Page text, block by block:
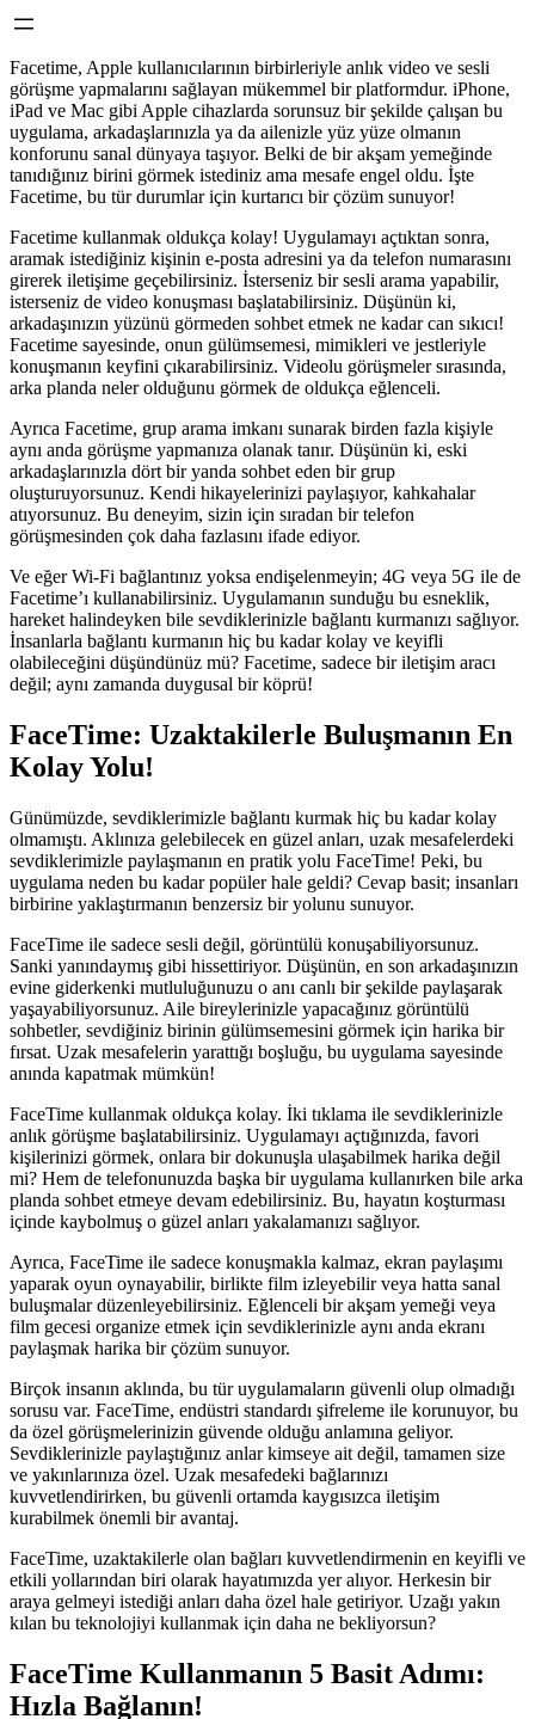
Facetime, Apple kullanıcılarının birbirleriyle anlık video ve sesli
görüşme yapmalarını sağlayan mükemmel bir platformdur. iPhone,
iPad ve Mac gibi Apple cihazlarda sorunsuz bir şekilde çalışan bu
uygulama, arkadaşlarınızla ya da ailenizle yüz yüze olmanın
konforunu sanal dünyaya taşıyor. Belki de bir akşam yemeğinde
tanıdığınız birini görmek istediniz ama mesafe engel oldu. İşte
Facetime, bu tür durumlar için kurtarıcı bir çözüm sunuyor!
Facetime kullanmak oldukça kolay! Uygulamayı açtıktan sonra,
aramak istediğiniz kişinin e-posta adresini ya da telefon numarasını
girerek iletişime geçebilirsiniz. İsterseniz bir sesli arama yapabilir,
isterseniz de video konuşması başlatabilirsiniz. Düşünün ki,
arkadaşınızın yüzünü görmeden sohbet etmek ne kadar can sıkıcı!
Facetime sayesinde, onun gülümsemesi, mimikleri ve jestleriyle
konuşmanın keyfini çıkarabilirsiniz. Videolu görüşmeler sırasında,
arka planda neler olduğunu görmek de oldukça eğlenceli.
Ayrıca Facetime, grup arama imkanı sunarak birden fazla kişiyle
aynı anda görüşme yapmanıza olanak tanır. Düşünün ki, eski
arkadaşlarınızla dört bir yanda sohbet eden bir grup
oluşturuyorsunuz. Kendi hikayelerinizi paylaşıyor, kahkahalar
atıyorsunuz. Bu deneyim, sizin için sıradan bir telefon
görüşmesinden çok daha fazlasını ifade ediyor.
Ve eğer Wi-Fi bağlantınız yoksa endişelenmeyin; 4G veya 5G ile de
Facetime’ı kullanabilirsiniz. Uygulamanın sunduğu bu esneklik,
hareket halindeyken bile sevdiklerinizle bağlantı kurmanızı sağlıyor.
İnsanlarla bağlantı kurmanın hiç bu kadar kolay ve keyifli
olabileceğini düşündünüz mü? Facetime, sadece bir iletişim aracı
değil; aynı zamanda duygusal bir köprü!
FaceTime: Uzaktakilerle Buluşmanın En
Kolay Yolu!
Günümüzde, sevdiklerimizle bağlantı kurmak hiç bu kadar kolay
olmamıştı. Aklınıza gelebilecek en güzel anları, uzak mesafelerdeki
sevdiklerimizle paylaşmanın en pratik yolu FaceTime! Peki, bu
uygulama neden bu kadar popüler hale geldi? Cevap basit; insanları
birbirine yaklaştırmanın benzersiz bir yolunu sunuyor.
FaceTime ile sadece sesli değil, görüntülü konuşabiliyorsunuz.
Sanki yanındaymış gibi hissettiriyor. Düşünün, en son arkadaşınızın
evine giderkenki mutluluğunuzu o anı canlı bir şekilde paylaşarak
yaşayabiliyorsunuz. Aile bireylerinizle yapacağınız görüntülü
sohbetler, sevdiğiniz birinin gülümsemesini görmek için harika bir
fırsat. Uzak mesafelerin yarattığı boşluğu, bu uygulama sayesinde
anında kapatmak mümkün!
FaceTime kullanmak oldukça kolay. İki tıklama ile sevdiklerinizle
anlık görüşme başlatabilirsiniz. Uygulamayı açtığınızda, favori
kişilerinizi görmek, onlara bir dokunuşla ulaşabilmek harika değil
mi? Hem de telefonunuzda başka bir uygulama kullanırken bile arka
planda sohbet etmeye devam edebilirsiniz. Bu, hayatın koşturması
içinde kaybolmuş o güzel anları yakalamanızı sağlıyor.
Ayrıca, FaceTime ile sadece konuşmakla kalmaz, ekran paylaşımı
yaparak oyun oynayabilir, birlikte film izleyebilir veya hatta sanal
buluşmalar düzenleyebilirsiniz. Eğlenceli bir akşam yemeği veya
film gecesi organize etmek için sevdiklerinizle aynı anda ekranı
paylaşmak harika bir çözüm sunuyor.
Birçok insanın aklında, bu tür uygulamaların güvenli olup olmadığı
sorusu var. FaceTime, endüstri standardı şifreleme ile korunuyor, bu
da özel görüşmelerinizin güvende olduğu anlamına geliyor.
Sevdiklerinizle paylaştığınız anlar kimseye ait değil, tamamen size
ve yakınlarınıza özel. Uzak mesafedeki bağlarınızı
kuvvetlendirirken, bu güvenli ortamda kaygısızca iletişim
kurabilmek önemli bir avantaj.
FaceTime, uzaktakilerle olan bağları kuvvetlendirmenin en keyifli ve
etkili yollarından biri olarak hayatımızda yer alıyor. Herkesin bir
araya gelmeyi istediği anları daha özel hale getiriyor. Uzağı yakın
kılan bu teknolojiyi kullanmak için daha ne bekliyorsun?
FaceTime Kullanmanın 5 Basit Adımı:
Hızla Bağlanın!